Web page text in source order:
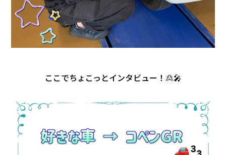
ここでちょこっとインタビュー！🙎🎤